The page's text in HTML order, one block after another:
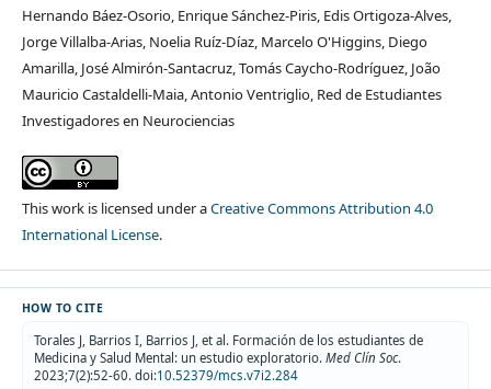
Hernando Báez-Osorio, Enrique Sánchez-Piris, Edis Ortigoza-Alves,
Jorge Villalba-Arias, Noelia Ruíz-Díaz, Marcelo O'Higgins, Diego
Amarilla, José Almirón-Santacruz, Tomás Caycho-Rodríguez, João
Mauricio Castaldelli-Maia, Antonio Ventriglio, Red de Estudiantes
Investigadores en Neurociencias
This work is licensed under aCreative Commons Attribution 4.0
International License.
HOW TO CITE
Torales J, Barrios I, Barrios J, et al. Formación de los estudiantes de
Medicina y Salud Mental: un estudio exploratorio.Med Clín Soc.
2023;7(2):52-60. doi:10.52379/mcs.v7i2.284